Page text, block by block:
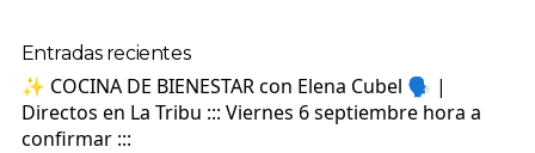
Entradas recientes
✨ COCINA DE BIENESTAR con Elena Cubel 🗣️ |
Directos en La Tribu ::: Viernes 6 septiembre hora a
confirmar :::